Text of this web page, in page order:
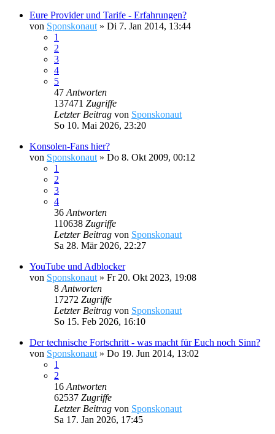
Eure Provider und Tarife - Erfahrungen?
von Sponskonaut » Di 7. Jan 2014, 13:44
1
2
3
4
5
47 Antworten
137471 Zugriffe
Letzter Beitrag von Sponskonaut
So 10. Mai 2026, 23:20
Konsolen-Fans hier?
von Sponskonaut » Do 8. Okt 2009, 00:12
1
2
3
4
36 Antworten
110638 Zugriffe
Letzter Beitrag von Sponskonaut
Sa 28. Mär 2026, 22:27
YouTube und Adblocker
von Sponskonaut » Fr 20. Okt 2023, 19:08
8 Antworten
17272 Zugriffe
Letzter Beitrag von Sponskonaut
So 15. Feb 2026, 16:10
Der technische Fortschritt - was macht für Euch noch Sinn?
von Sponskonaut » Do 19. Jun 2014, 13:02
1
2
16 Antworten
62537 Zugriffe
Letzter Beitrag von Sponskonaut
Sa 17. Jan 2026, 17:45